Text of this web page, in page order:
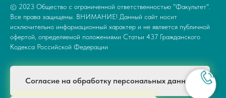
© 2023 Общество с ограниченной ответственностью "Факультет".
Все права защищены. ВНИМАНИЕ! Данный сайт носит
исключительно информационный характер и не является публичной
офертой, определяемой положениями Статьи 437 Гражданского
Кодекса Российской Федерации
Согласие на обработку персональных данных